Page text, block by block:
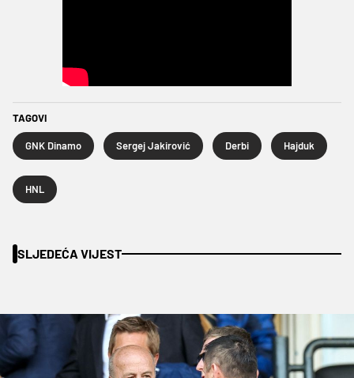
TAGOVI
GNK Dinamo Sergej Jakirović Derbi Hajduk
HNL
SLJEDEĆA VIJEST